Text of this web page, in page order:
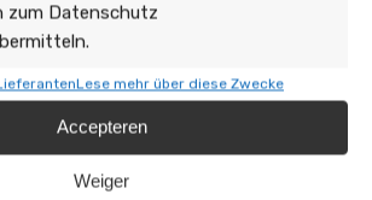
zum Datenschutz
Lese mehr über diese Zwecke
Accepteren
Weiger